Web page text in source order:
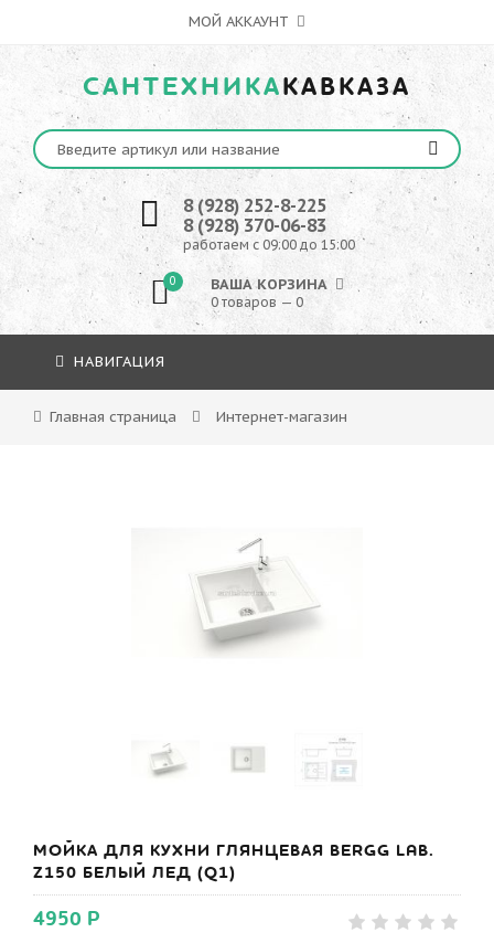
МОЙ АККАУНТ
САНТЕХНИКАКАВКАЗА
8 (928) 252-8-225
8 (928) 370-06-83
работаем с 09:00 до 15:00
0 ВАША КОРЗИНА
0 товаров — 0
НАВИГАЦИЯ
Главная страница Интернет-магазин
МОЙКА ДЛЯ КУХНИ ГЛЯНЦЕВАЯ BERGG LAB.
Z150 БЕЛЫЙ ЛЕД (Q1)
4950 Р